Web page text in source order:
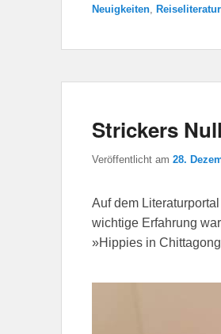
Neuigkeiten, Reiseliteratur
Strickers
Veröffentlicht am 28.
Auf dem
wichtige Erfahrung
»Hippies in